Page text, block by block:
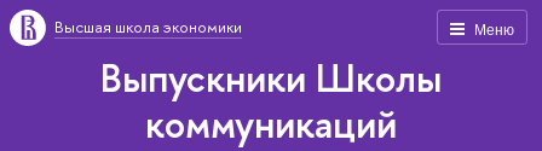
Меню
Высшая школа экономики
Выпускники Школы
коммуникаций